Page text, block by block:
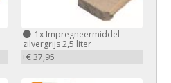
1xImpregneermiddel
zilvergrijs 2,5 liter
+€ 37,95